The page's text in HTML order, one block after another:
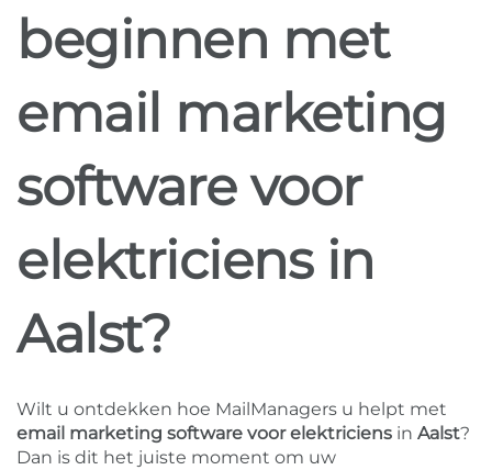
beginnen met
email marketing
software voor
elektriciens in
Aalst?
Wilt u ontdekken hoe MailManagers u helpt met
email marketing software voor elektriciens in Aalst?
Dan is dit het juiste moment om uw